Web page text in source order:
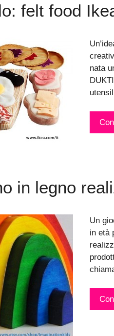
felt food
nata
in legno
Un
in età